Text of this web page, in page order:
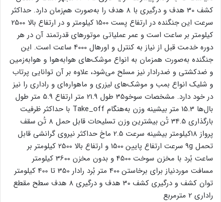
کشف 30 هدف و درگیری با 8 هدف را به‌صورت هم‌زمان دارد. حداکثر
سرعت این جنگنده در ارتفاع پست 1500 کیلومتر و در ارتفاع بالا 2500
کیلومتر بر ساعت است و عمر عملیاتی موتورهای قدرتمند آن در هر
دوره خدمت قبل از نیاز به کنترل و اورهال 4000 ساعت است. این
جنگنده به‌صورت همزمان به انواع موشک‌های هوابه‌هوا و هوا‌به‌زمین
و ضدکشتی و ضدرادار نیز مسلح می‌شود، علاوه بر آن توانایی پرتاب
و شلیک انواع بمب و موشک‌های لیزری و ماهواره‌ای و راداری را نیز
در خود دارد. مشخصات سوخو35 طول 21.9 متر ارتفاع 5.9 متر طول
بال‌ها 15.3 متر بیشینه وزن به‌هنگام Take_off با حداکثر ظرفیت
بارگذاری 34.5 تُن بیشترین وزن تسلیحات قابل حمل 8 تُن سقف
پرواز 18کیلومتر بیشینه سرعت 2.5 ماخ حداکثر نیروی گرانشی قابل
تحمل 9g سرعت ارتفاع پایین 1500 و ارتفاع بالا 2500 کیلومتر بر
ساعت بُرد با مخزن سوخت 4500 و بدون مخزن 3600 کیلومتر
مسافت موردنیاز برای برخاستن 400 متر بُرد رادار 350 تا 400 کیلومتر
توان کشف و درگیری کشف 30 هدف و درگیری 8 هدف سطح مقطع
راداری 2 مترمربع